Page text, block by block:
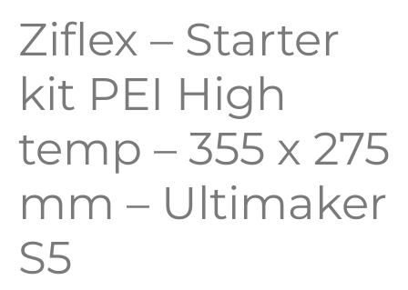
Ziflex – Starter
kit PEI High
temp – 355 x 275
mm – Ultimaker
S5